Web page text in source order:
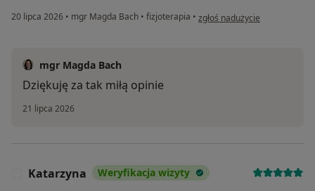
20 lipca 2026 • mgr Magda Bach • fizjoterapia • w opinii użytkownika Asia
zgłoś nadużycie
mgr Magda Bach
Dziękuję za tak miłą opinie
21 lipca 2026
Katarzyna Weryfikacja wizyty